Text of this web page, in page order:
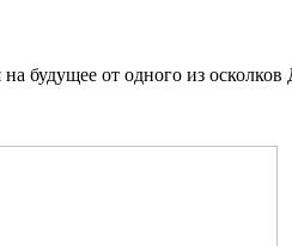
от одного из